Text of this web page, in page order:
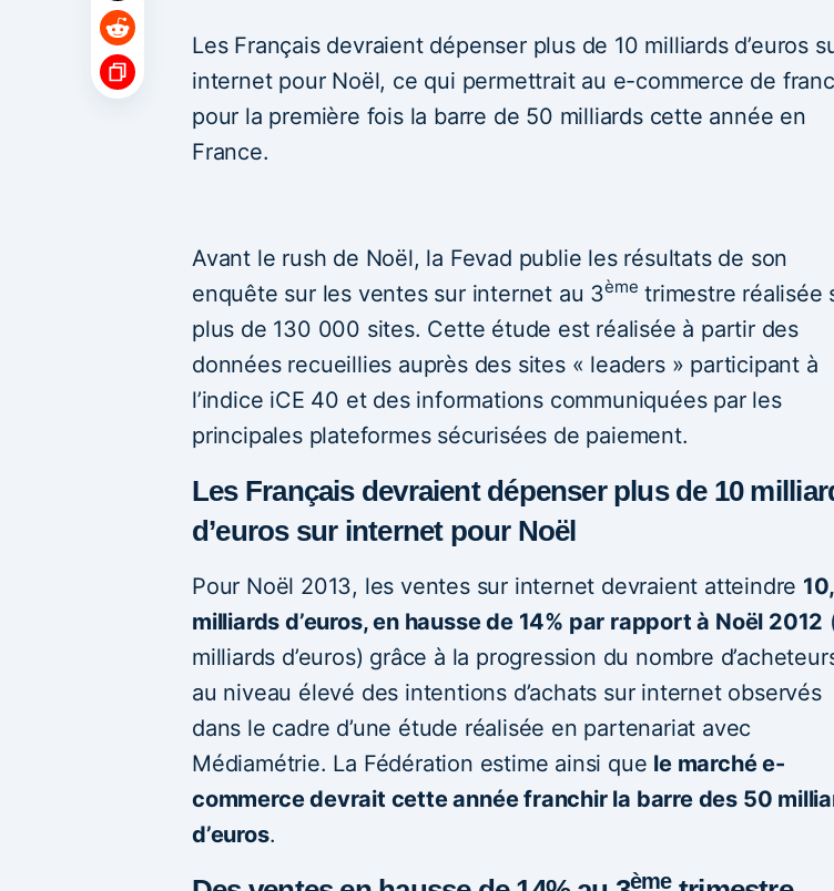
Les Français devraient dépenser plus de 10 milliards d’euros
internet pour Noël, ce qui permettrait au e-commerce de
pour la première fois la barre de 50 milliards cette année en
France.
Avant le rush de Noël, la Fevad publie les résultats de son
enquête sur les ventes sur internet au 3ème trimestre réalisée
plus de 130 000 sites. Cette étude est réalisée à partir des
données recueillies auprès des sites « leaders » participant à
l’indice iCE 40 et des informations communiquées par les
principales plateformes sécurisées de paiement.
Les Français devraient dépenser plus de 10
d’euros sur internet pour Noël
Pour Noël 2013, les ventes sur internet devraient atteindre
milliards d’euros, en hausse de 14% par rapport à Noël 2012
milliards d’euros) grâce à la progression du nombre
au niveau élevé des intentions d’achats sur internet observés
dans le cadre d’une étude réalisée en partenariat avec
Médiamétrie. La Fédération estime ainsi que le marché e-
commerce devrait cette année franchir la barre des 50
d’euros.
ème